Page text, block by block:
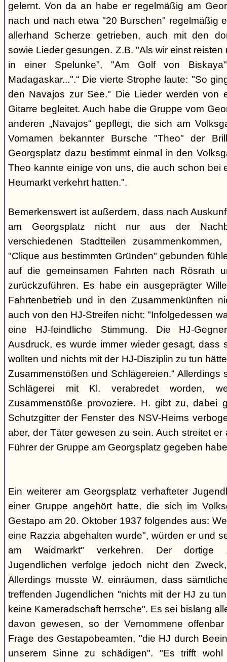
gelernt. Von da an habe er regelmäßig am
nach und nach etwa "20 Burschen" regelmäßig
allerhand Scherze getrieben, auch mit den
sowie Lieder gesungen. Z.B. "Als wir einst
in einer Spelunke", "Am Golf von
Madagaskar...".“ Die vierte Strophe laute: "So
den Navajos zur See." Die Lieder werden von
Gitarre begleitet. Auch habe die Gruppe vom
anderen „Navajos“ gepflegt, die sich am
Vornamen bekannter Bursche "Theo" der
Georgsplatz dazu bestimmt einmal in den
Theo kannte einige von uns, die auch schon bei
Heumarkt verkehrt hatten.".
Bemerkenswert ist außerdem, dass nach
am Georgsplatz nicht nur aus der
verschiedenen Stadtteilen
"Clique aus bestimmten Gründen" gebunden
auf die gemeinsamen Fahrten nach Rösrath
zurückzuführen. Es habe ein ausgeprägter
Fahrtenbetrieb und in den Zusammenkünften
auch von den HJ-Streifen nicht: "Infolgedessen
eine HJ-feindliche Stimmung. Die HJ-
Ausdruck, es wurde immer wieder gesagt, dass
wollten und nichts mit der HJ-Disziplin zu tun
Zusammenstößen und Schlägereien.“ Allerdings
Schlägerei mit Kl. verabredet worden,
Zusammenstöße provoziere. H. gibt zu, dabei
Schutzgitter der Fenster des NSV-Heims
aber, der Täter gewesen zu sein. Auch streitet
Führer der Gruppe am Georgsplatz gegeben
Ein weiterer am Georgsplatz verhafteter
einer Gruppe angehört hatte, die sich im
Gestapo am 20. Oktober 1937 folgendes aus:
eine Razzia abgehalten wurde", würden er und
am Waidmarkt" verkehren. Der dortige
Jugendlichen verfolge jedoch nicht den
Allerdings musste W. einräumen, dass
treffenden Jugendlichen "nichts mit der HJ zu
keine Kameradschaft herrsche". Es sei bislang
davon gewesen, so der Vernommene
Frage des Gestapobeamten, "die HJ durch
unserem Sinne zu schädigen". "Es trifft